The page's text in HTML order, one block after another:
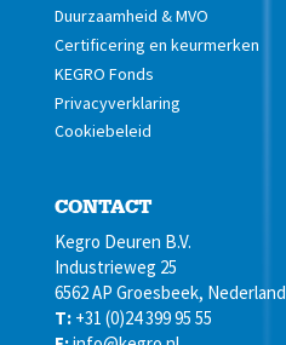
Duurzaamheid & MVO
Certificering en keurmerken
KEGRO Fonds
Privacyverklaring
Cookiebeleid
CONTACT
Kegro Deuren B.V.
Industrieweg 25
6562 AP Groesbeek, Nederland
T: +31 (0)24 399 95 55